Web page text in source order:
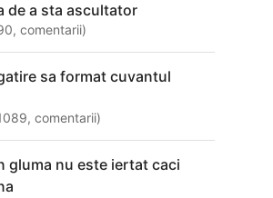
de a sta ascultator
,comentarii)
sa format cuvantul
,comentarii)
gluma nu este iertat caci